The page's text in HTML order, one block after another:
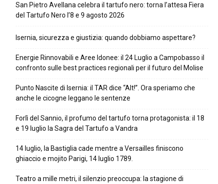
San Pietro Avellana celebra il tartufo nero: torna l’attesa Fiera
del Tartufo Nero l’8 e 9 agosto 2026
Isernia, sicurezza e giustizia: quando dobbiamo aspettare?
Energie Rinnovabili e Aree Idonee: il 24 Luglio a Campobasso il
confronto sulle best practices regionali per il futuro del Molise
Punto Nascite di Isernia: il TAR dice “Alt!”. Ora speriamo che
anche le cicogne leggano le sentenze
Forlì del Sannio, il profumo del tartufo torna protagonista: il 18
e 19 luglio la Sagra del Tartufo a Vandra
14 luglio, la Bastiglia cade mentre a Versailles finiscono
ghiaccio e mojito Parigi, 14 luglio 1789.
Teatro a mille metri, il silenzio preoccupa: la stagione di